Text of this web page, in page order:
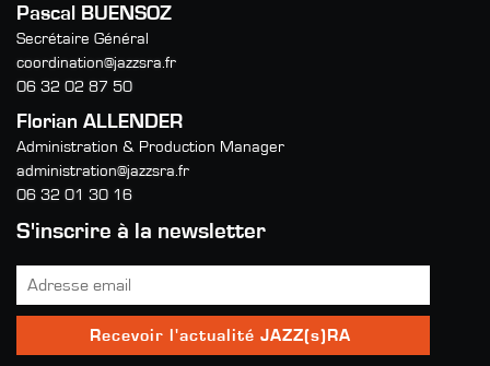
Pascal BUENSOZ
Secrétaire Général
coordination@jazzsra.fr
06 32 02 87 50
Florian ALLENDER
Administration & Production Manager
administration@jazzsra.fr
06 32 01 30 16
S'inscrire à la newsletter